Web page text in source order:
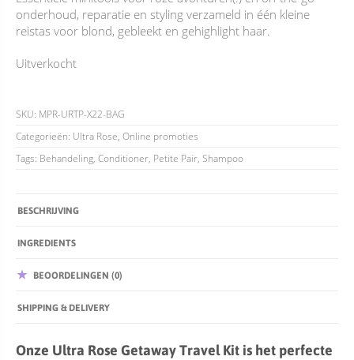
onderhoud, reparatie en styling verzameld in één kleine
reistas voor blond, gebleekt en gehighlight haar.
Uitverkocht
SKU: MPR-URTP-X22-BAG
Categorieën: Ultra Rose, Online promoties
Tags: Behandeling, Conditioner, Petite Pair, Shampoo
BESCHRIJVING
INGREDIENTS
BEOORDELINGEN (0)
SHIPPING & DELIVERY
Onze Ultra Rose Getaway Travel Kit is het perfecte